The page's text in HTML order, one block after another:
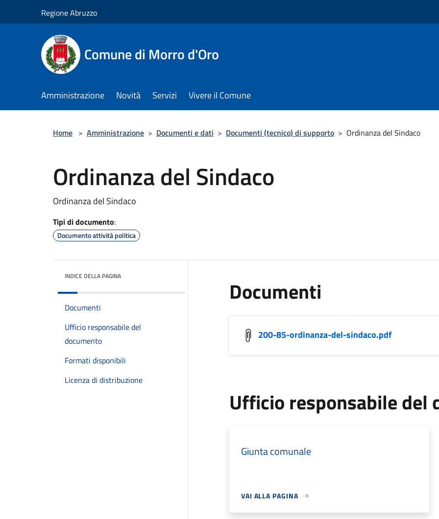
Regione Abruzzo
Comune di Morro d'Oro
Amministrazione Novità Servizi Vivere il Comune
Home > Amministrazione > Documenti e dati > Documenti (tecnico) di supporto > Ordinanza del Sindaco
Ordinanza del Sindaco
Ordinanza del Sindaco
Tipi di documento:
Documento attività politica
INDICE DELLA PAGINA
Documenti
Ufficio responsabile del
documento
Formati disponibili
Licenza di distribuzione
Documenti
200-85-ordinanza-del-sindaco.pdf
Ufficio responsabile del
Giunta comunale
VAI ALLA PAGINA